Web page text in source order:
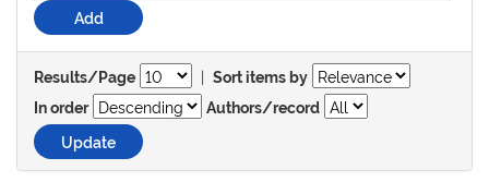
Results/Page | Sort items by
In order
Authors/record